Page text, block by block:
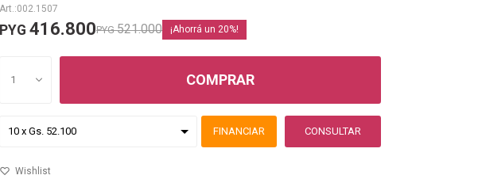
002.1507
PYG 416.800PYG 521.000 20
1 COMPRAR
FINANCIAR CONSULTAR